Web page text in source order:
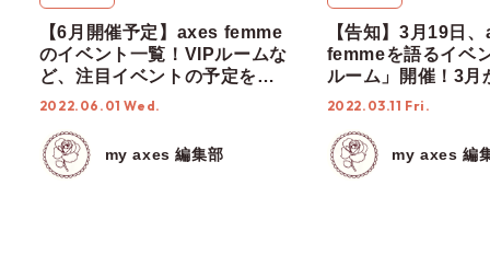
【6月開催予定】axes femme
のイベント一覧！VIPルームな
ど、注目イベントの予定をご
紹介！
2022.06.01 Wed.
my axes 編集部
【告知】3月19日
femmeを語るイベ
ルーム」開催！3月
Rose会員様も参
2022.03.11 Fri.
my axes 編